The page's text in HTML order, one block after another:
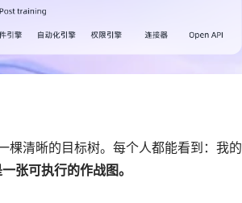
棵清晰的目标树。每个人都能看到：我
张可执行的作战图。